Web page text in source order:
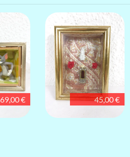
69,00 € 45,00 €